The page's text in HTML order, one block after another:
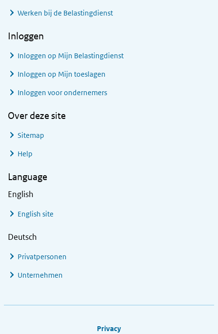
Werken bij de Belastingdienst
Inloggen
Inloggen op Mijn Belastingdienst
Inloggen op Mijn toeslagen
Inloggen voor ondernemers
Over deze site
Sitemap
Help
Language
English
English site
Deutsch
Privatpersonen
Unternehmen
Privacy